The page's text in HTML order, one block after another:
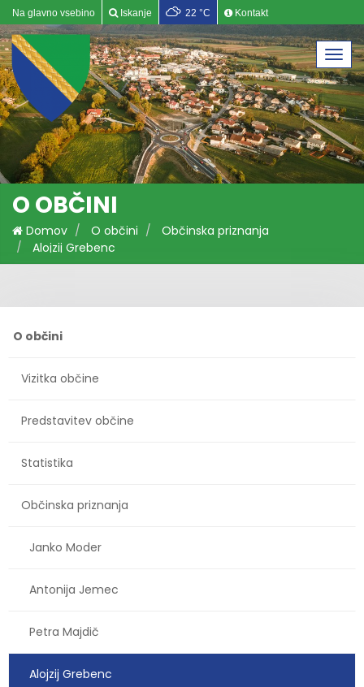
Na glavno vsebino Iskanje 22 °C Kontakt
O OBČINI
Domov O občini
Občinska priznanja
Alojzij Grebenc
O občini
Vizitka občine
Predstavitev občine
Statistika
Občinska priznanja
Janko Moder
Antonija Jemec
Petra Majdič
Alojzij Grebenc